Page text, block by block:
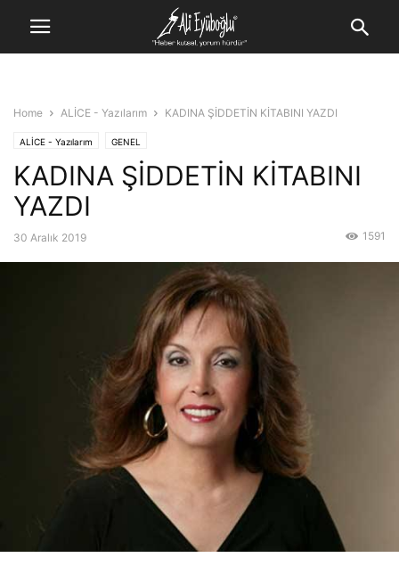
Home ALİCE - Yazılarım KADINA ŞİDDETİN KİTABINI YAZDI
ALİCE - Yazılarım GENEL
KADINA ŞİDDETİN KİTABINI
YAZDI
30 Aralık 2019 1591